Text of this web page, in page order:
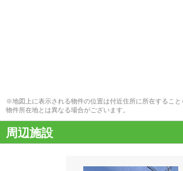
※地図上に表示される物件の位置は付近住所に所在するこ
物件所在地とは異なる場合がございます。
周辺施設